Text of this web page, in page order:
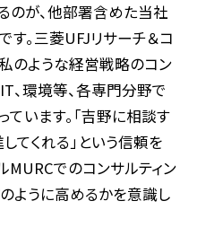
のが、他部署含めた当社
す。三菱UFJリサーチ＆コ
私のような経営戦略のコン
、環境等、各専門分野で
います。「吉野に相談す
てくれる」という信頼を
MURCでのコンサルティン
ように高めるかを意識し